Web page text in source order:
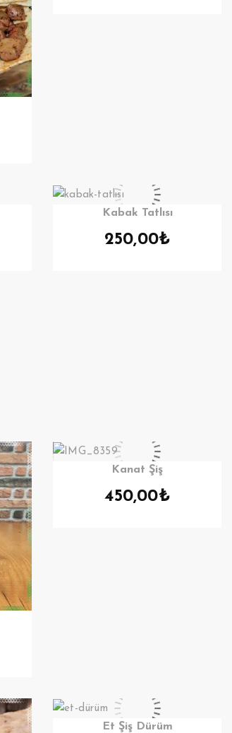
Kabak Tatlısı
250,00₺
Kanat Şiş
450,00₺
Et Şiş Dürüm